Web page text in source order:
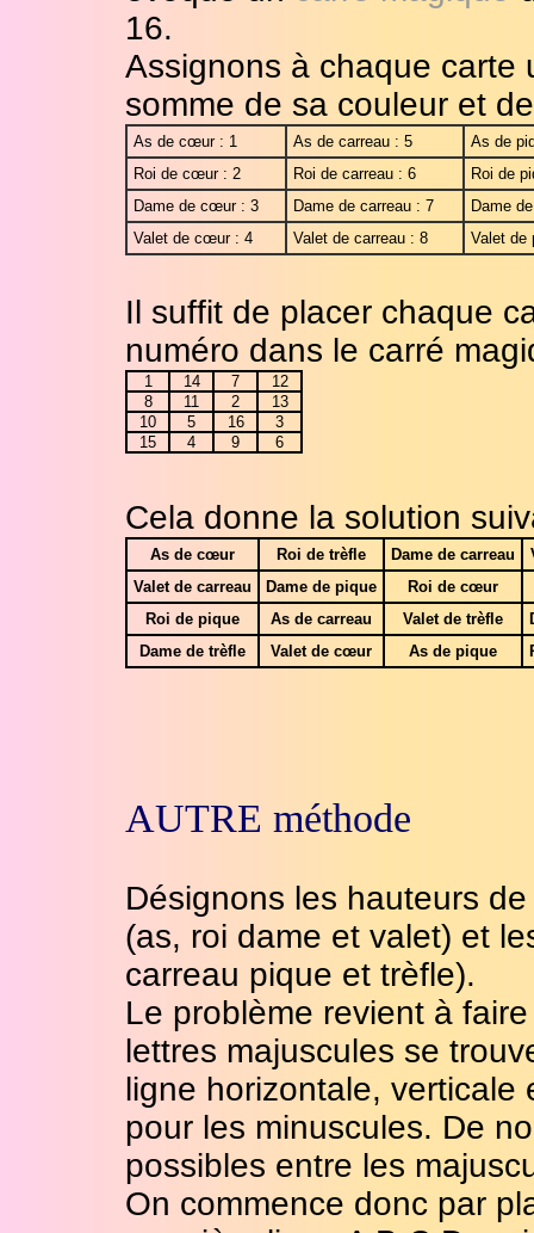
16.
Assignons à chaque carte
somme de sa couleur et
As de cœur : 1 As de carreau : 5
As de
Roi de cœur : 2
Roi de carreau : 6
Roi de
Dame de cœur : 3
Dame de carreau : 7
Dame
Valet de cœur : 4
Valet de carreau : 8 Valet de
Il suffit de placer chaque
numéro dans le carré
1 14 7
12
8
11 2
13
10
5 16
3
15
4 9 6
Cela donne la solution
As de cœur Roi de trèfle Dame de carreau
Valet de carreau
Dame de pique
Roi de cœur
Roi de pique
As de carreau Valet de trèfle
Dame de trèfle
Valet de cœur As de pique
AUTRE méthode
Désignons les hauteurs
(as, roi dame et valet) et
carreau pique et trèfle).
Le problème revient à
lettres majuscules se
ligne horizontale, verticale
pour les minuscules. De
possibles entre les
On commence donc par